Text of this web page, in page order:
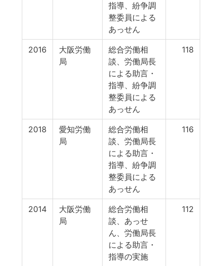
指導、紛争調
整委員による
あっせん
2016
大阪労働
局
総合労働相
談、労働局長
による助言・
指導、紛争調
整委員による
あっせん
118
2018
愛知労働
局
総合労働相
談、労働局長
による助言・
指導、紛争調
整委員による
あっせん
116
2014
大阪労働
局
総合労働相
談、あっせ
ん、労働局長
による助言・
指導の実施
112